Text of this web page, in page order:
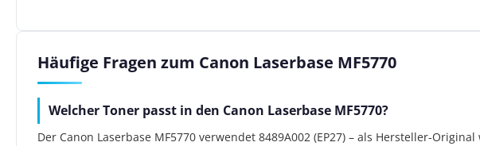
Häufige Fragen zum Canon Laserbase MF5770
Welcher Toner passt in den Canon Laserbase MF5770?
Der Canon Laserbase MF5770 verwendet 8489A002 (EP27) – als Hersteller-